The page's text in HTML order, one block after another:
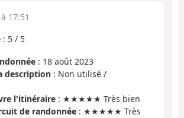
17:51
: 5 / 5
: 18 août 2023
description : Non utilisé /
l'itinéraire : ★★★★★ Très bien
de randonnée : ★★★★★ Très